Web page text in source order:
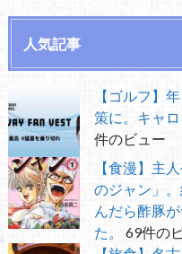
人気記事
【ゴルフ】
策に。キャ
件のビュー
【食漫】主
のジャン」
んだら酢豚
た。
69件の